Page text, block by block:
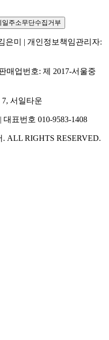
일주소무단수집거부
은미
| 개인정보책임관리자:
매업번호: 제 2017-서울중
서일타운
| 대표번호 010-9583-1408
. ALL RIGHTS RESERVED.